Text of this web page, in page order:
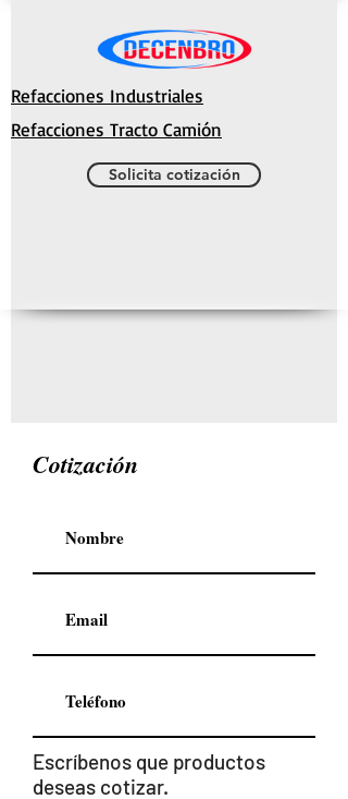
Refacciones Industriales
Refacciones Tracto Camión
Solicita cotización
Cotización
Escríbenos que productos
deseas cotizar.